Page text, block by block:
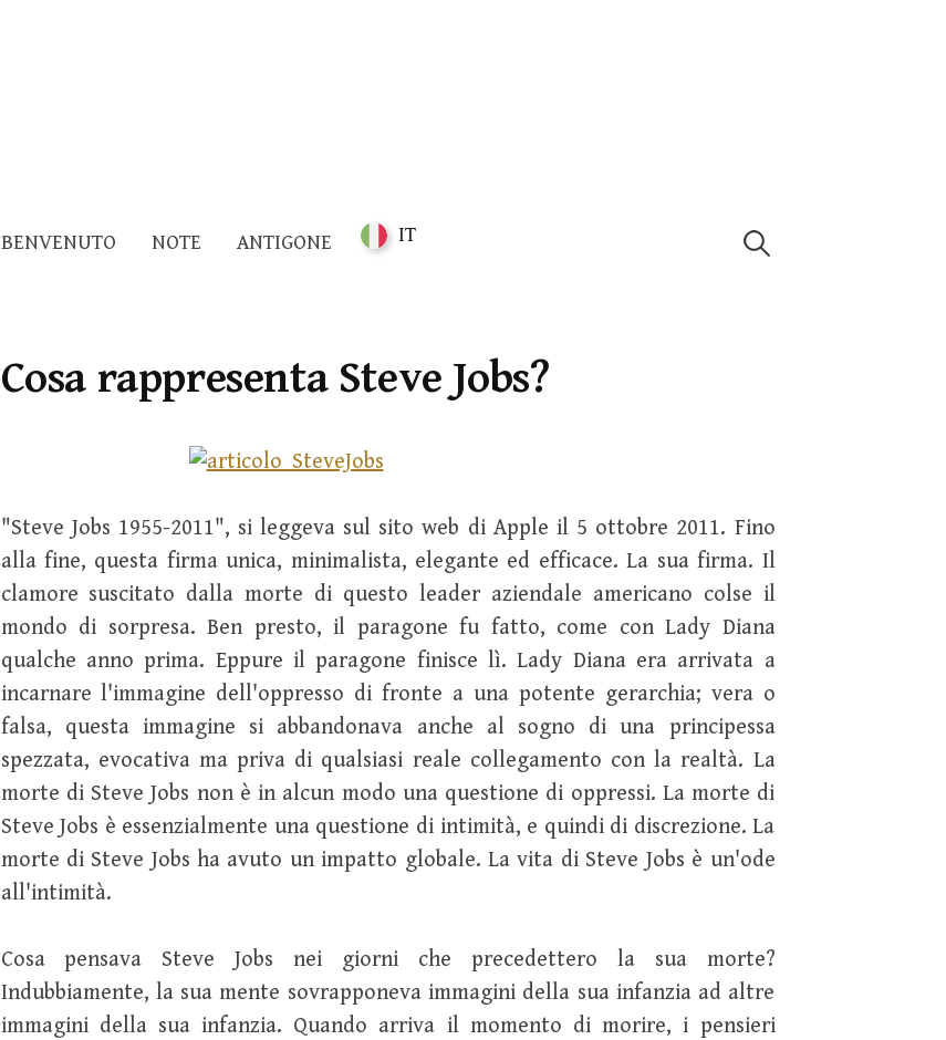
BENVENUTO NOTE ANTIGONE IT Per
Cosa rappresenta Steve Jobs?
"Steve Jobs 1955-2011", si leggeva sul sito web di Apple il 5 ottobre 2011. Fino
alla fine, questa firma unica, minimalista, elegante ed efficace. La sua firma. Il
clamore suscitato dalla morte di questo leader aziendale americano colse il
mondo di sorpresa. Ben presto, il paragone fu fatto, come con Lady Diana
qualche anno prima. Eppure il paragone finisce lì. Lady Diana era arrivata a
incarnare l'immagine dell'oppresso di fronte a una potente gerarchia; vera o
falsa, questa immagine si abbandonava anche al sogno di una principessa
spezzata, evocativa ma priva di qualsiasi reale collegamento con la realtà. La
morte di Steve Jobs non è in alcun modo una questione di oppressi. La morte di
Steve Jobs è essenzialmente una questione di intimità, e quindi di discrezione. La
morte di Steve Jobs ha avuto un impatto globale. La vita di Steve Jobs è un'ode
all'intimità.
Cosa pensava Steve Jobs nei giorni che precedettero la sua morte?
Indubbiamente, la sua mente sovrapponeva immagini della sua infanzia ad altre
immagini della sua infanzia. Quando arriva il momento di morire, i pensieri